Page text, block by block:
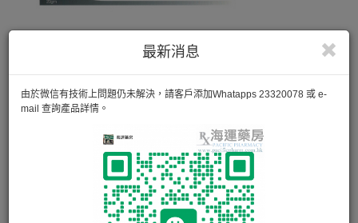
最新消息
由於微信有技術上問題仍未解決，請客戶添加Whatapps 23320078 或 e-
mail 查詢產品詳情。